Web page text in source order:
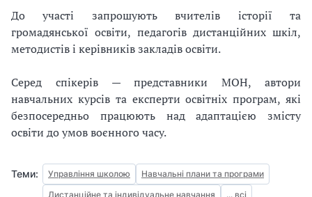
До участі запрошують вчителів історії та
громадянської освіти, педагогів дистанційних шкіл,
методистів і керівників закладів освіти.
Серед спікерів — представники МОН, автори
навчальних курсів та експерти освітніх програм, які
безпосередньо працюють над адаптацією змісту
освіти до умов воєнного часу.
Теми: Управління школою
Навчальні плани та програми
Дистанційне та індивідуальне навчання
... всі